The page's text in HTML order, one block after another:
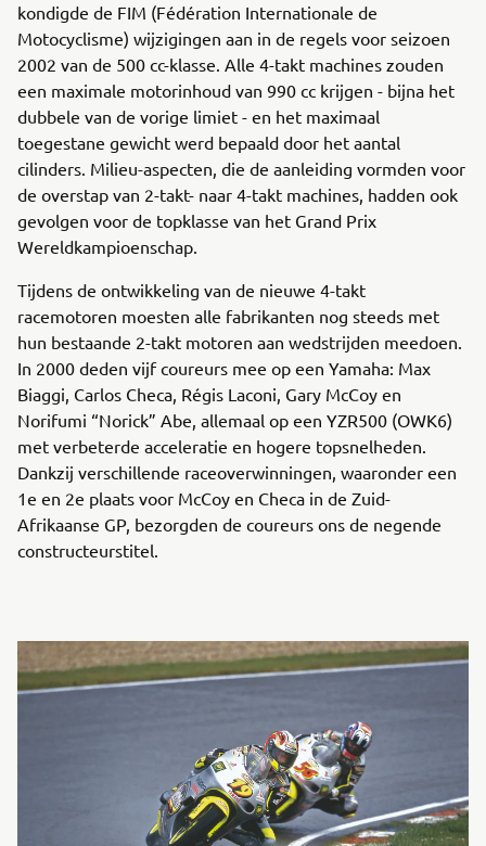
kondigde de FIM (Fédération Internationale de
Motocyclisme) wijzigingen aan in de regels voor seizoen
2002 van de 500 cc-klasse. Alle 4-takt machines zouden
een maximale motorinhoud van 990 cc krijgen - bijna het
dubbele van de vorige limiet - en het maximaal
toegestane gewicht werd bepaald door het aantal
cilinders. Milieu-aspecten, die de aanleiding vormden voor
de overstap van 2-takt- naar 4-takt machines, hadden ook
gevolgen voor de topklasse van het Grand Prix
Wereldkampioenschap.
Tijdens de ontwikkeling van de nieuwe 4-takt
racemotoren moesten alle fabrikanten nog steeds met
hun bestaande 2-takt motoren aan wedstrijden meedoen.
In 2000 deden vijf coureurs mee op een Yamaha: Max
Biaggi, Carlos Checa, Régis Laconi, Gary McCoy en
Norifumi “Norick” Abe, allemaal op een YZR500 (OWK6)
met verbeterde acceleratie en hogere topsnelheden.
Dankzij verschillende raceoverwinningen, waaronder een
1e en 2e plaats voor McCoy en Checa in de Zuid-
Afrikaanse GP, bezorgden de coureurs ons de negende
constructeurstitel.